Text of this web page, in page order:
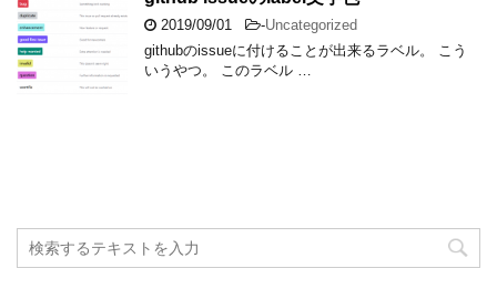
2019/09/01 -Uncategorized
githubのissueに付けることが出来るラベル。 こう
いうやつ。 このラベル …